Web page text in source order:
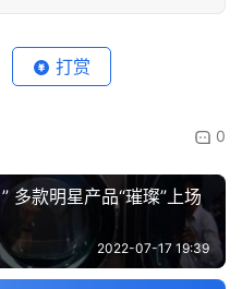
打赏
0
海信洗衣机亮相“青岛品牌日” 多款明星产品“璀璨”上场
2022-07-17 19:39